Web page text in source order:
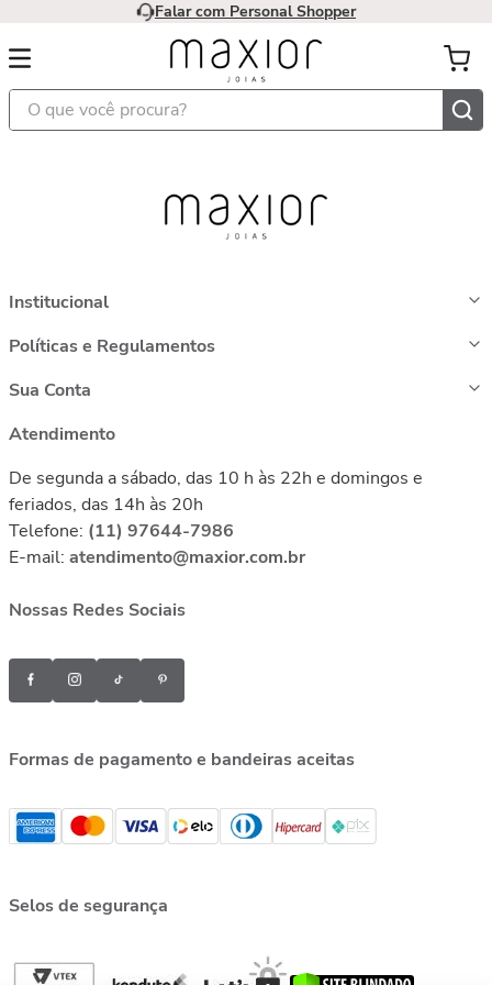
Falar com Personal Shopper
O que você procura?
Institucional
Políticas e Regulamentos
Sua Conta
Atendimento
De segunda a sábado, das 10 h às 22h e domingos e
feriados, das 14h às 20h
Telefone: (11) 97644-7986
E-mail: atendimento@maxior.com.br
Nossas Redes Sociais
Formas de pagamento e bandeiras aceitas
Selos de segurança